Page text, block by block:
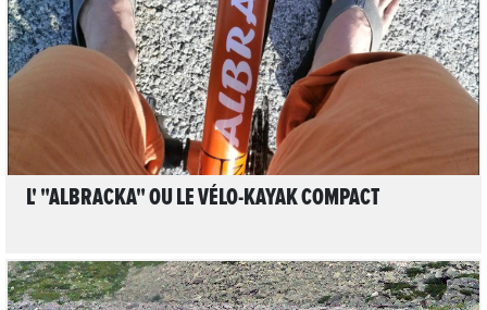
L' "ALBRACKA" OU LE VÉLO-KAYAK COMPACT